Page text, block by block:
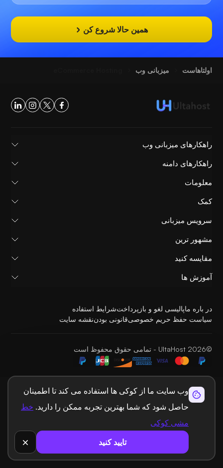
وب سایت ما از کوکی ها استفاده می کند تا اطمینان
حاصل شود که شما بهترین تجربه ممکن را دارید. خط
مشی کوکی
تایید کنید
همین حالا شروع کن
اولتاهاست میزبانی وب
راهکارهای میزبانی وب
راهکارهای دامنه
معلومات
کمک
سرویس میزبانی
مشهور ترین
مقایسه کنید
آموزش ها
در باره ماپالیسی لغو و بازپرداختشرایط استفاده
سیاست حفظ حریم خصوصیقانونی بودننقشه سایت
©2026 UltaHost - تمامی حقوق محفوظ است